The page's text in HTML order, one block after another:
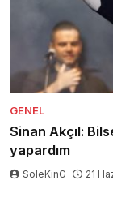
GENEL
Sinan Akçıl:
yapardım
SoleKinG 21